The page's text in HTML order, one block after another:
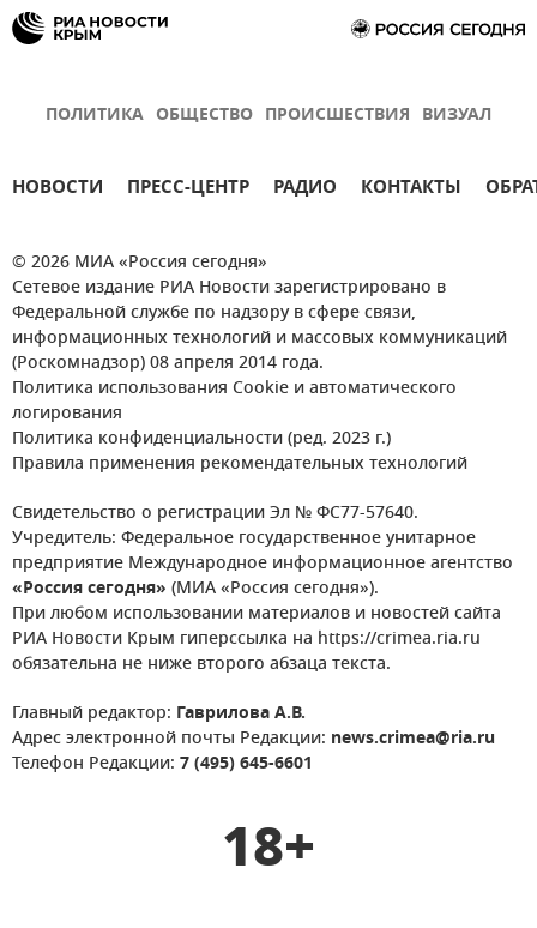
ПОЛИТИКА ОБЩЕСТВО ПРОИСШЕСТВИЯ ВИЗУАЛ
НОВОСТИ ПРЕСС-ЦЕНТР РАДИО КОНТАКТЫ
© 2026 МИА «Россия сегодня»
Сетевое издание РИА Новости зарегистрировано в
Федеральной службе по надзору в сфере связи,
информационных технологий и массовых коммуникаций
(Роскомнадзор) 08 апреля 2014 года.
Политика использования Cookie и автоматического
логирования
Политика конфиденциальности (ред. 2023 г.)
Правила применения рекомендательных технологий
Свидетельство о регистрации Эл № ФС77-57640.
Учредитель: Федеральное государственное унитарное
предприятие Международное информационное агентство
«Россия сегодня» (МИА «Россия сегодня»).
При любом использовании материалов и новостей сайта
РИА Новости Крым гиперссылка на https://crimea.ria.ru
обязательна не ниже второго абзаца текста.
Главный редактор: Гаврилова А.В.
Адрес электронной почты Редакции: news.crimea@ria.ru
Телефон Редакции: 7 (495) 645-6601
18+